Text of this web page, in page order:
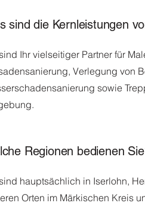
sind die Kernleistungen
Ihr vielseitiger Partner für
Verlegung von
sowie
Regionen bedienen
hauptsächlich in Iserlohn,
Orten im Märkischen Kreis